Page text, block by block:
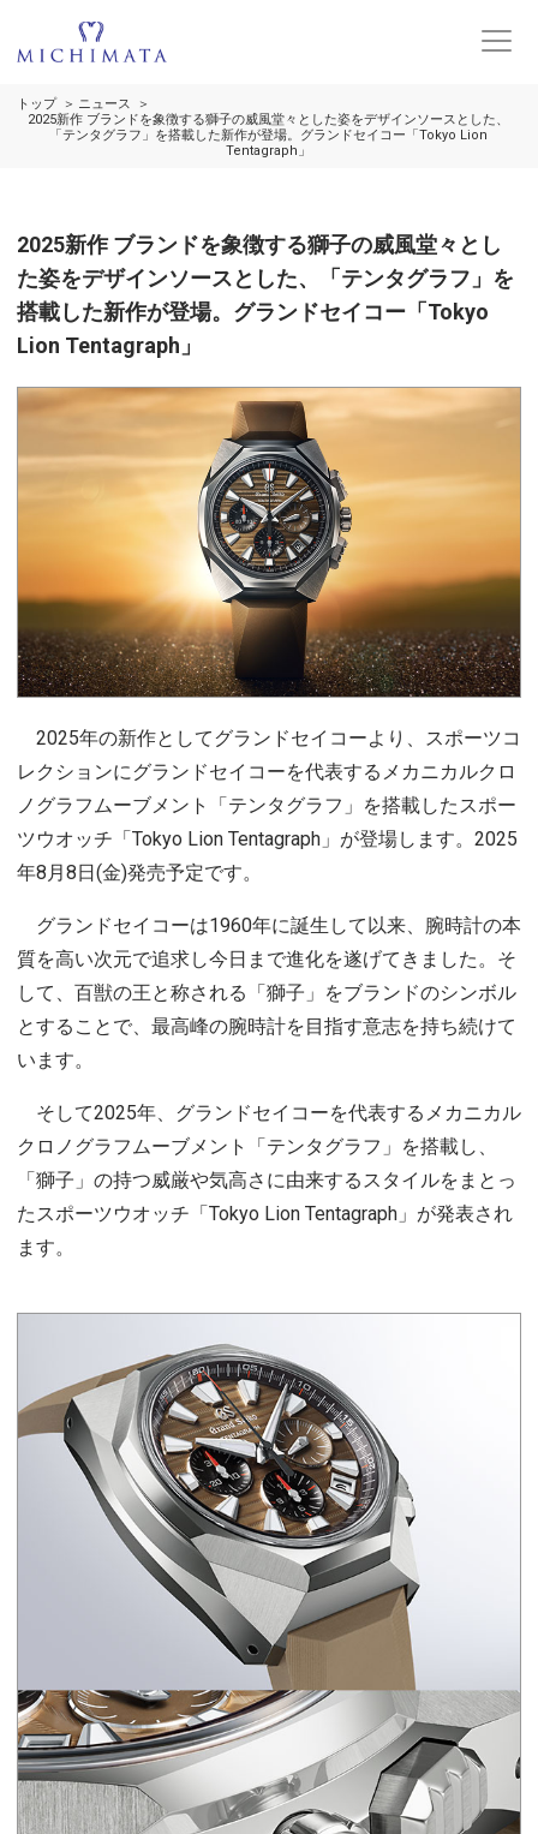
トップ
ニュース
2025新作 ブランドを象徴する獅子の威風堂々とした姿をデザインソースとした、
「テンタグラフ」を搭載した新作が登場。グランドセイコー「Tokyo Lion
Tentagraph」
2025新作 ブランドを象徴する獅子の威風堂々とし
た姿をデザインソースとした、「テンタグラフ」を
搭載した新作が登場。グランドセイコー「Tokyo
Lion Tentagraph」
2025年の新作としてグランドセイコーより、スポーツコ
レクションにグランドセイコーを代表するメカニカルクロ
ノグラフムーブメント「テンタグラフ」を搭載したスポー
ツウオッチ「Tokyo Lion Tentagraph」が登場します。2025
年8月8日(金)発売予定です。
グランドセイコーは1960年に誕生して以来、腕時計の本
質を高い次元で追求し今日まで進化を遂げてきました。そ
して、百獣の王と称される「獅子」をブランドのシンボル
とすることで、最高峰の腕時計を目指す意志を持ち続けて
います。
そして2025年、グランドセイコーを代表するメカニカル
クロノグラフムーブメント「テンタグラフ」を搭載し、
「獅子」の持つ威厳や気高さに由来するスタイルをまとっ
たスポーツウオッチ「Tokyo Lion Tentagraph」が発表され
ます。